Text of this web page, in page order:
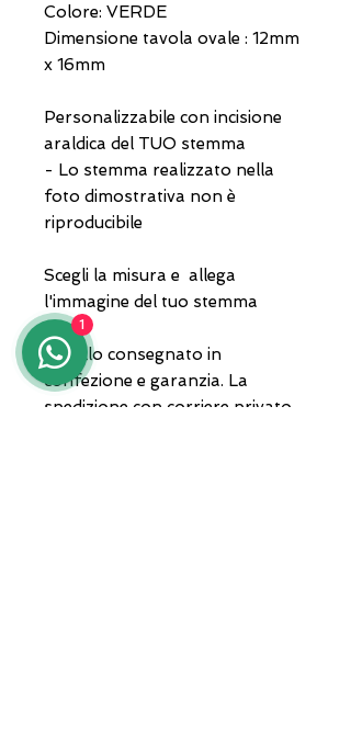
Colore: VERDE
Dimensione tavola ovale : 12mm
x 16mm
Personalizzabile con incisione
araldica del TUO stemma
- Lo stemma realizzato nella
foto dimostrativa non è
riproducibile
Scegli la misura e allega
l'immagine del tuo stemma
Gioiello consegnato in
confezione e garanzia. La
spedizione con corriere privato.
1